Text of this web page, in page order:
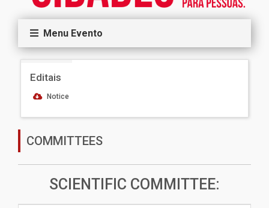
Menu Evento
Editais
Notice
COMMITTEES
SCIENTIFIC COMMITTEE: